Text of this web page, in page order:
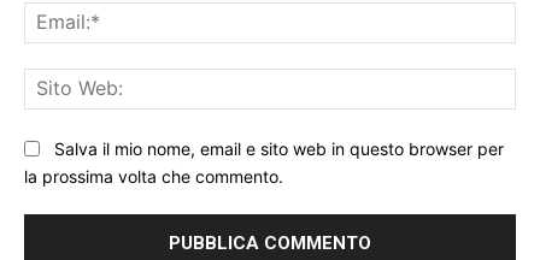
Salva il mio nome, email e sito web in questo browser per
la prossima volta che commento.